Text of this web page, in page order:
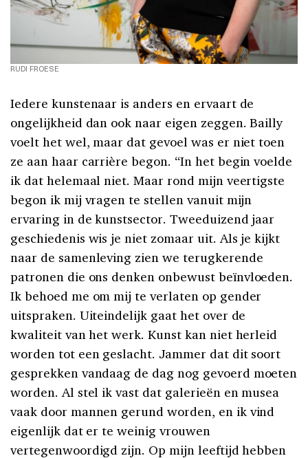
RUDI FROESE
Iedere kunstenaar is anders en ervaart de
ongelijkheid dan ook naar eigen zeggen. Bailly
voelt het wel, maar dat gevoel was er niet toen
ze aan haar carrière begon. “In het begin voelde
ik dat helemaal niet. Maar rond mijn veertigste
begon ik mij vragen te stellen vanuit mijn
ervaring in de kunstsector. Tweeduizend jaar
geschiedenis wis je niet zomaar uit. Als je kijkt
naar de samenleving zien we terugkerende
patronen die ons denken onbewust beïnvloeden.
Ik behoed me om mij te verlaten op gender
uitspraken. Uiteindelijk gaat het over de
kwaliteit van het werk. Kunst kan niet herleid
worden tot een geslacht. Jammer dat dit soort
gesprekken vandaag de dag nog gevoerd moeten
worden. Al stel ik vast dat galerieën en musea
vaak door mannen gerund worden, en ik vind
eigenlijk dat er te weinig vrouwen
vertegenwoordigd zijn. Op mijn leeftijd hebben